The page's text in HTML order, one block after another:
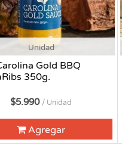
Unidad
Gold BBQ
350g.
$5.990 / Unidad
Agregar